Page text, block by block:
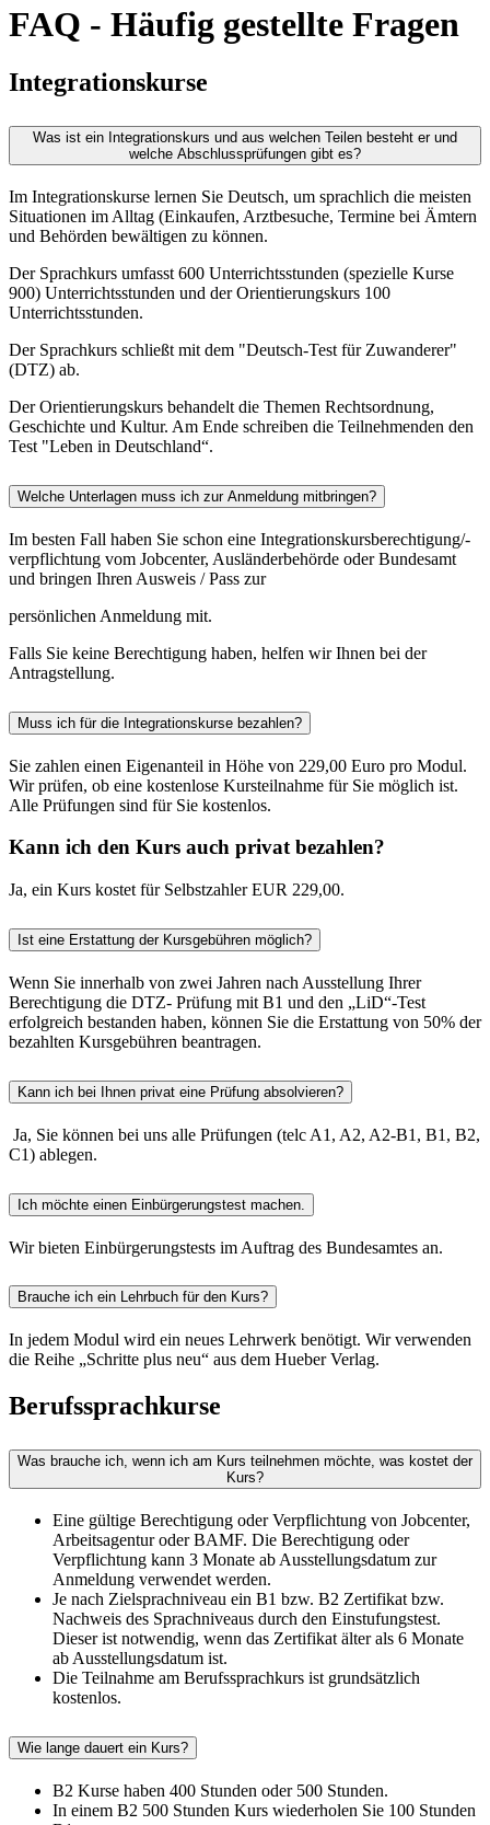
FAQ - Häufig gestellte Fragen
Integrationskurse
Was ist ein Integrationskurs und aus welchen Teilen besteht er und
welche Abschlussprüfungen gibt es?
Im Integrationskurse lernen Sie Deutsch, um sprachlich die meisten
Situationen im Alltag (Einkaufen, Arztbesuche, Termine bei Ämtern
und Behörden bewältigen zu können.
Der Sprachkurs umfasst 600 Unterrichtsstunden (spezielle Kurse
900) Unterrichtsstunden und der Orientierungskurs 100
Unterrichtsstunden.
Der Sprachkurs schließt mit dem "Deutsch-Test für Zuwanderer"
(DTZ) ab.
Der Orientierungskurs behandelt die Themen Rechtsordnung,
Geschichte und Kultur. Am Ende schreiben die Teilnehmenden den
Test "Leben in Deutschland“.
Welche Unterlagen muss ich zur Anmeldung mitbringen?
Im besten Fall haben Sie schon eine Integrationskursberechtigung/-
verpflichtung vom Jobcenter, Ausländerbehörde oder Bundesamt
und bringen Ihren Ausweis / Pass zur
persönlichen Anmeldung mit.
Falls Sie keine Berechtigung haben, helfen wir Ihnen bei der
Antragstellung.
Muss ich für die Integrationskurse bezahlen?
Sie zahlen einen Eigenanteil in Höhe von 229,00 Euro pro Modul.
Wir prüfen, ob eine kostenlose Kursteilnahme für Sie möglich ist.
Alle Prüfungen sind für Sie kostenlos.
Kann ich den Kurs auch privat bezahlen?
Ja, ein Kurs kostet für Selbstzahler EUR 229,00.
Ist eine Erstattung der Kursgebühren möglich?
Wenn Sie innerhalb von zwei Jahren nach Ausstellung Ihrer
Berechtigung die DTZ- Prüfung mit B1 und den „LiD“-Test
erfolgreich bestanden haben, können Sie die Erstattung von 50% der
bezahlten Kursgebühren beantragen.
Kann ich bei Ihnen privat eine Prüfung absolvieren?
Ja, Sie können bei uns alle Prüfungen (telc A1, A2, A2-B1, B1, B2,
C1) ablegen.
Ich möchte einen Einbürgerungstest machen.
Wir bieten Einbürgerungstests im Auftrag des Bundesamtes an.
Brauche ich ein Lehrbuch für den Kurs?
In jedem Modul wird ein neues Lehrwerk benötigt. Wir verwenden
die Reihe „Schritte plus neu“ aus dem Hueber Verlag.
Berufssprachkurse
Was brauche ich, wenn ich am Kurs teilnehmen möchte, was kostet der
Kurs?
Eine gültige Berechtigung oder Verpflichtung von Jobcenter,
Arbeitsagentur oder BAMF. Die Berechtigung oder
Verpflichtung kann 3 Monate ab Ausstellungsdatum zur
Anmeldung verwendet werden.
Je nach Zielsprachniveau ein B1 bzw. B2 Zertifikat bzw.
Nachweis des Sprachniveaus durch den Einstufungstest.
Dieser ist notwendig, wenn das Zertifikat älter als 6 Monate
ab Ausstellungsdatum ist.
Die Teilnahme am Berufssprachkurs ist grundsätzlich
kostenlos.
Wie lange dauert ein Kurs?
B2 Kurse haben 400 Stunden oder 500 Stunden.
In einem B2 500 Stunden Kurs wiederholen Sie 100 Stunden